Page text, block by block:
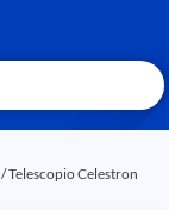
/ Telescopio Celestron